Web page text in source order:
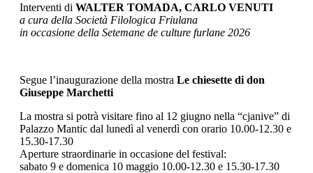
Interventi di WALTER TOMADA, CARLO VENUTI
a cura della Società Filologica Friulana
in occasione della Setemane de culture furlane 2026
Segue l’inaugurazione della mostra Le chiesette di don
Giuseppe Marchetti
La mostra si potrà visitare fino al 12 giugno nella “cjanive” di
Palazzo Mantic dal lunedì al venerdì con orario 10.00-12.30 e
15.30-17.30
Aperture straordinarie in occasione del festival:
sabato 9 e domenica 10 maggio 10.00-12.30 e 15.30-17.30